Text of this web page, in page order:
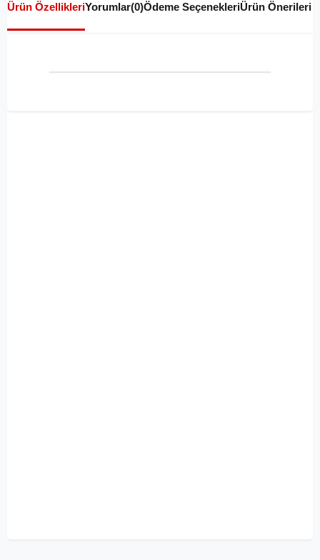
Ürün ÖzellikleriYorumlar(0)Ödeme SeçenekleriÜrün Önerileri